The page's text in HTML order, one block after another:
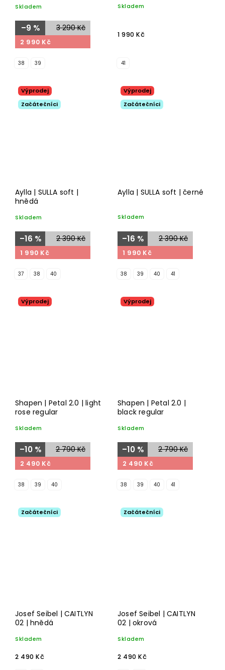
Skladem
3 290 Kč
–9 %
2 990 Kč
38 39
Skladem
1 990 Kč
41
Výprodej
Začátečníci
Aylla | SULLA soft |
hnědá
Skladem
2 390 Kč
–16 %
1 990 Kč
37 38 40
Výprodej
Začátečníci
Aylla | SULLA soft | černé
Skladem
2 390 Kč
–16 %
1 990 Kč
38 39 40 41
Výprodej
Shapen | Petal 2.0 | light
rose regular
Skladem
2 790 Kč
–10 %
2 490 Kč
38 39 40
Výprodej
Shapen | Petal 2.0 |
black regular
Skladem
2 790 Kč
–10 %
2 490 Kč
38 39 40 41
Začátečníci
Josef Seibel | CAITLYN
02 | hnědá
Skladem
2 490 Kč
Začátečníci
Josef Seibel | CAITLYN
02 | okrová
Skladem
2 490 Kč